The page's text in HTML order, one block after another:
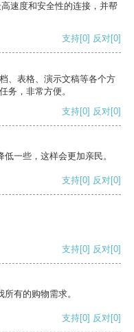
速度和安全性的连接，并帮
支持[0] 反对[0]
、表格、演示文稿等各个方
务，非常方便。
支持[0] 反对[0]
一些，这样会更加亲民。
支持[0] 反对[0]
支持[0] 反对[0]
有的购物需求。
支持[0] 反对[0]